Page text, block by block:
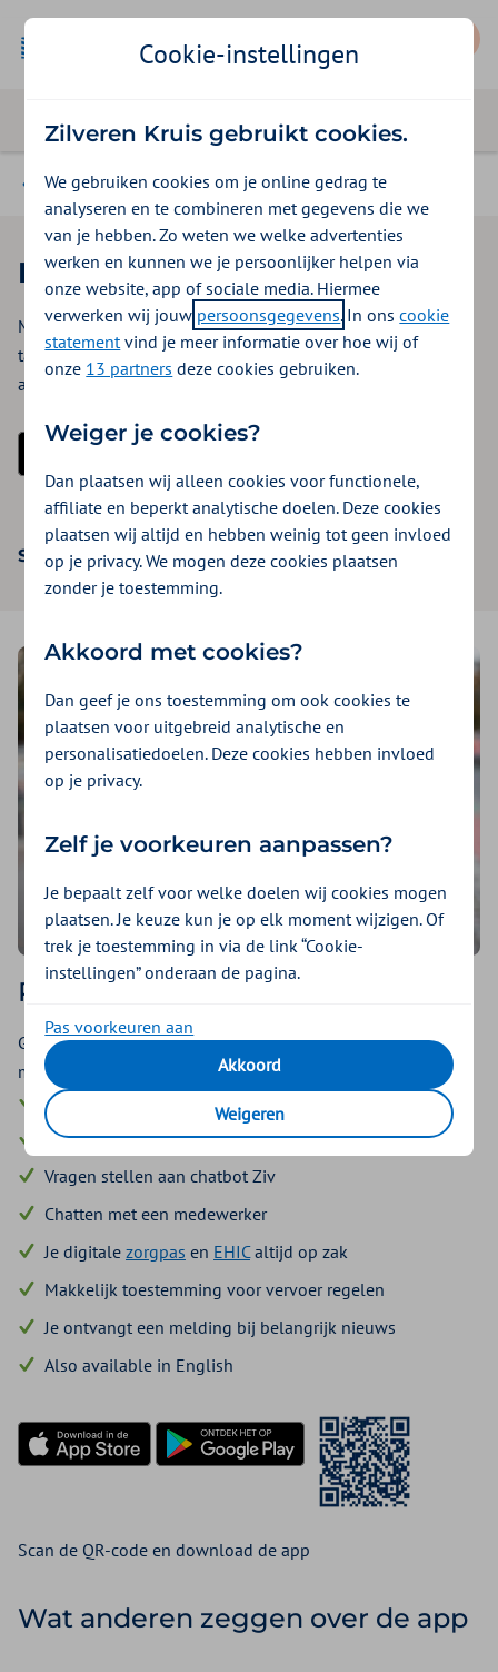
Zo declareer je zorgkosten
De Zilveren Kruis-app
Makkelijk toegang tot je zorgverzekering op je telefoon of
tablet? Dat kan met de Zilveren Kruis-app! Bekijk wat je
allemaal met de app kan.
Download in de App StoreOntdek het op Google Play
Scan de QR-code en download de app
Regel veel van je zorgzaken zelf!
Gewoon wanneer jou het beste uitkomt. Er kan steeds meer
met de app, maar dit is wat je nu al kunt:
Rekeningen met iDEAL | Wero betalen
Makkelijk je zorgkosten declareren
Vragen stellen aan chatbot Ziv
Chatten met een medewerker
Je digitale zorgpas en EHICaltijd op zak
Makkelijk toestemming voor vervoer regelen
Je ontvangt een melding bij belangrijk nieuws
Also available in English
Download in de App StoreOntdek het in Google Play
Scan de QR-code en download de app
Wat anderen zeggen over de app
Cookie-instellingen
Zilveren Kruis gebruikt cookies.
We gebruiken cookies om je online gedrag te
analyseren en te combineren met gegevens die we
van je hebben. Zo weten we welke advertenties
werken en kunnen we je persoonlijker helpen via
onze website, app of sociale media. Hiermee
verwerken wij jouw persoonsgegevens. In onscookie
statementvind je meer informatie over hoe wij of
onze 13 partners deze cookies gebruiken.
Weiger je cookies?
Dan plaatsen wij alleen cookies voor functionele,
affiliate en beperkt analytische doelen. Deze cookies
plaatsen wij altijd en hebben weinig tot geen invloed
op je privacy. We mogen deze cookies plaatsen
zonder je toestemming.
Akkoord met cookies?
Dan geef je ons toestemming om ook cookies te
plaatsen voor uitgebreid analytische en
personalisatiedoelen. Deze cookies hebben invloed
op je privacy.
Zelf je voorkeuren aanpassen?
Je bepaalt zelf voor welke doelen wij cookies mogen
plaatsen. Je keuze kun je op elk moment wijzigen. Of
trek je toestemming in via de link “Cookie-
instellingen” onderaan de pagina.
Pas voorkeuren aan
Akkoord
Weigeren